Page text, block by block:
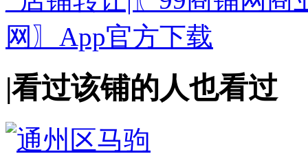
|看过该铺的人也看过